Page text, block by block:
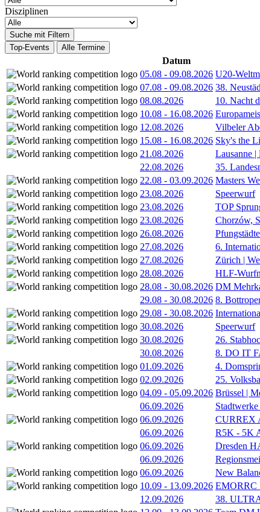
Disziplinen
Suche mit Filtern
Top-Events
Alle Termine
Datum
05.08 - 09.08.2026 U20-
07.08 - 09.08.2026 38.
08.08.2026
10. Nacht
10.08 - 16.08.2026
12.08.2026
Vilbeler
15.08 - 16.08.2026 Sky's the
21.08.2026
Lausanne
22.08.2026
35.
22.08 - 03.09.2026 Masters
23.08.2026
Speerwurf
23.08.2026
TOP
23.08.2026
Chorzów,
26.08.2026
27.08.2026
6.
27.08.2026
Zürich |
28.08.2026
HLF-
28.08 - 30.08.2026 DM
29.08 - 30.08.2026 8.
29.08 - 30.08.2026
30.08.2026
Speerwurf
30.08.2026
26.
30.08.2026
8. DO IT
01.09.2026
4.
02.09.2026
25.
04.09 - 05.09.2026 Brüssel |
06.09.2026
06.09.2026
CURREX
06.09.2026
R5K - 5K
06.09.2026
Dresden
06.09.2026
06.09.2026
New
10.09 - 13.09.2026 EMORRC
12.09.2026
38.